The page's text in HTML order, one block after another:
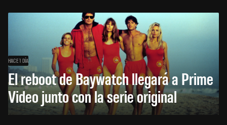
HACE 1 DÍA
El reboot de Baywatch llegará a Prime
Video junto con la serie original